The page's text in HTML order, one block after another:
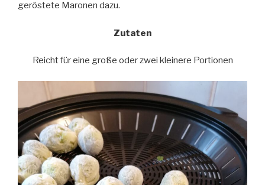
geröstete Maronen dazu.
Zutaten
Reicht für eine große oder zwei kleinere Portionen